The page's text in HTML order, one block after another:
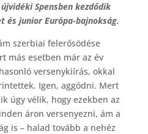
Spensben kezdődik
és junior Európa-bajnokság.
szerbiai felerősödése
más esetben már az év
versenykiírás, okkal
Igen, aggódni. Mert
úgy vélik, hogy ezekben az
áron versenyezni, ám a
is – halad tovább a nehéz